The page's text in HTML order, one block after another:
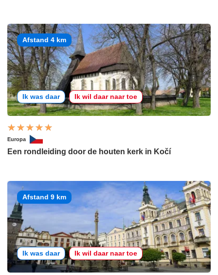
Afstand 4 km
Ik was daar Ik wil daar naar toe
Europa
Een rondleiding door de houten kerk in Kočí
Afstand 9 km
Ik was daar Ik wil daar naar toe